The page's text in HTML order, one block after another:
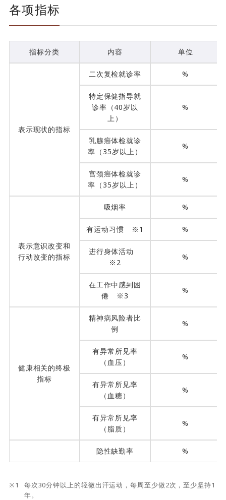
各项指标
指标分类 内容 单位
表示现状的指标
二次复检就诊率 %
特定保健指导就
诊率（40岁以
上）
%
乳腺癌体检就诊
率（35岁以上）
%
宫颈癌体检就诊
率（35岁以上）
%
表示意识改变和
行动改变的指标
吸烟率 %
有运动习惯 ※1 %
进行身体活动
※2
%
在工作中感到困
倦 ※3
%
健康相关的终极
指标
精神病风险者比
例
%
有异常所见率
（血压）
%
有异常所见率
（血糖）
%
有异常所见率
（脂质）
%
隐性缺勤率 %
※1
每次30分钟以上的轻微出汗运动，每周至少做2次，至少坚持1
年。